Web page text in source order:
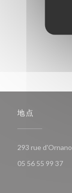
地点
293 rue
05 56 55 99 37